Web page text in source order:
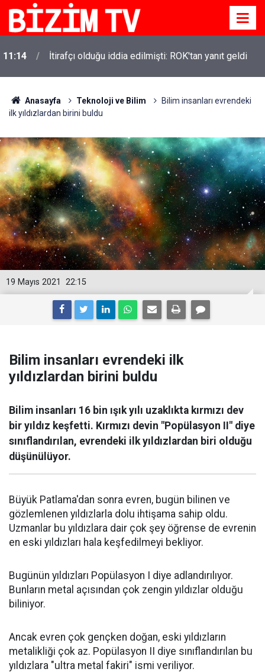
11:14 İtirafçı olduğu iddia edilmişti: ROK'tan yanıt geldi
Anasayfa Teknoloji ve Bilim
Bilim insanları evrendeki
ilk yıldızlardan birini buldu
22:15
19 Mayıs 2021
Bilim insanları evrendeki ilk
yıldızlardan birini buldu
Bilim insanları 16 bin ışık yılı uzaklıkta kırmızı dev
bir yıldız keşfetti. Kırmızı devin "Popülasyon II" diye
sınıflandırılan, evrendeki ilk yıldızlardan biri olduğu
düşünülüyor.
Büyük Patlama'dan sonra evren, bugün bilinen ve
gözlemlenen yıldızlarla dolu ihtişama sahip oldu.
Uzmanlar bu yıldızlara dair çok şey öğrense de evrenin
en eski yıldızları hala keşfedilmeyi bekliyor.
Bugünün yıldızları Popülasyon I diye adlandırılıyor.
Bunların metal açısından çok zengin yıldızlar olduğu
biliniyor.
Ancak evren çok gençken doğan, eski yıldızların
metalikliği çok az. Popülasyon II diye sınıflandırılan bu
yıldızlara "ultra metal fakiri" ismi veriliyor.